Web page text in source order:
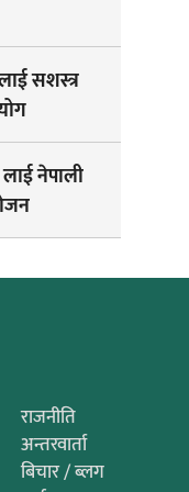
सशस्त्र
नेपाली
राजनीति
अन्तरवार्ता
बिचार / ब्लग